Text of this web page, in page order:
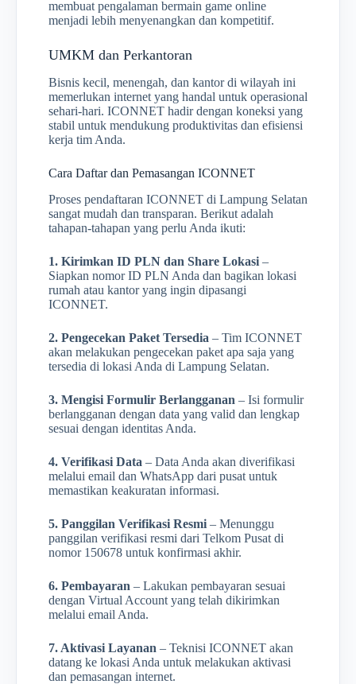
membuat pengalaman bermain game online
menjadi lebih menyenangkan dan kompetitif.
UMKM dan Perkantoran
Bisnis kecil, menengah, dan kantor di wilayah ini
memerlukan internet yang handal untuk operasional
sehari-hari. ICONNET hadir dengan koneksi yang
stabil untuk mendukung produktivitas dan efisiensi
kerja tim Anda.
Cara Daftar dan Pemasangan ICONNET
Proses pendaftaran ICONNET di Lampung Selatan
sangat mudah dan transparan. Berikut adalah
tahapan-tahapan yang perlu Anda ikuti:
1. Kirimkan ID PLN dan Share Lokasi –
Siapkan nomor ID PLN Anda dan bagikan lokasi
rumah atau kantor yang ingin dipasangi
ICONNET.
2. Pengecekan Paket Tersedia – Tim ICONNET
akan melakukan pengecekan paket apa saja yang
tersedia di lokasi Anda di Lampung Selatan.
3. Mengisi Formulir Berlangganan – Isi formulir
berlangganan dengan data yang valid dan lengkap
sesuai dengan identitas Anda.
4. Verifikasi Data – Data Anda akan diverifikasi
melalui email dan WhatsApp dari pusat untuk
memastikan keakuratan informasi.
5. Panggilan Verifikasi Resmi – Menunggu
panggilan verifikasi resmi dari Telkom Pusat di
nomor 150678 untuk konfirmasi akhir.
6. Pembayaran – Lakukan pembayaran sesuai
dengan Virtual Account yang telah dikirimkan
melalui email Anda.
7. Aktivasi Layanan – Teknisi ICONNET akan
datang ke lokasi Anda untuk melakukan aktivasi
dan pemasangan internet.